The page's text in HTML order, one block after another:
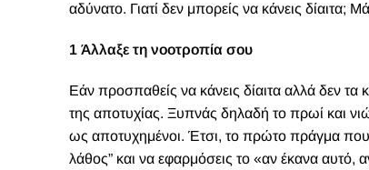
αδύνατο. Γιατί δεν μπορείς να κάνεις δίαιτα;
1 Άλλαξε τη νοοτροπία σου
Εάν προσπαθείς να κάνεις δίαιτα αλλά δεν τα
της αποτυχίας. Ξυπνάς δηλαδή το πρωί και
ως αποτυχημένοι. Έτσι, το πρώτο πράγμα που
λάθος” και να εφαρμόσεις το «αν έκανα αυτό,